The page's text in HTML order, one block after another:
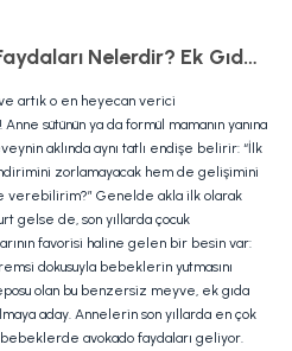
Bebeklerde Avokado Faydaları Nelerdir? Ek Gıdaya Geçiş Rehberi ve Doğal Tarifler
artık o en heyecan verici
sütünün ya da formül mamanın yanına
aklında aynı tatlı endişe belirir: “İlk
zorlamayacak hem de gelişimini
Genelde akla ilk olarak
gelse de, son yıllarda çocuk
favorisi haline gelen bir besin var:
dokusuyla bebeklerin yutmasını
olan bu benzersiz meyve, ek gıda
aday. Annelerin son yıllarda en çok
avokado faydaları geliyor.